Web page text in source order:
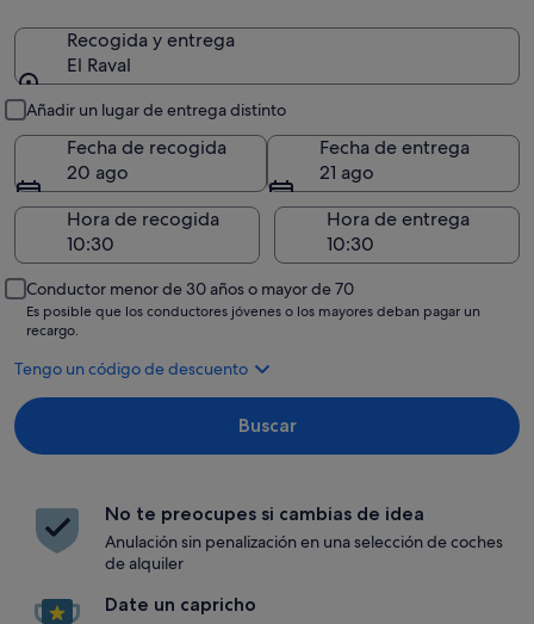
Recogida y entrega
El Raval
Añadir un lugar de entrega distinto
Fecha de recogida
20 ago
Fecha de entrega
21 ago
Hora de recogida
Hora de entrega
Conductor menor de 30 años o mayor de 70
Es posible que los conductores jóvenes o los mayores deban pagar un
recargo.
Tengo un código de descuento
Buscar
No te preocupes si cambias de idea
Anulación sin penalización en una selección de coches
de alquiler
Date un capricho